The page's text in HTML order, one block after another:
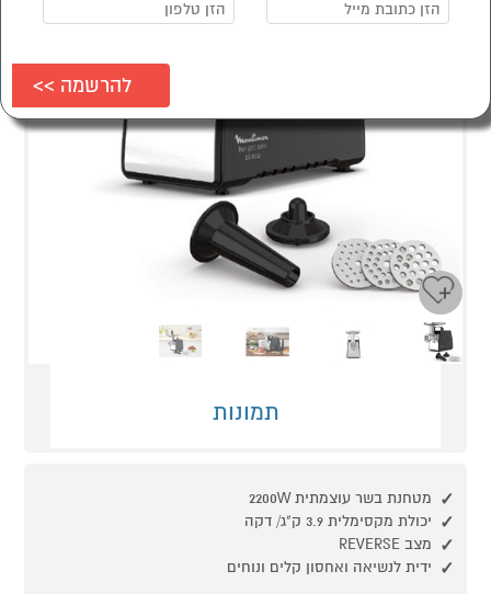
תמונות
מטחנת בשר עוצמתית 2200W
יכולת מקסימלית 3.9 ק"ג/ דקה
מצב REVERSE
ידית לנשיאה ואחסון קלים ונוחים